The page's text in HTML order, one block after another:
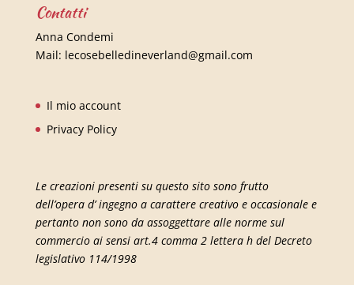
Contatti
Anna Condemi
Mail: lecosebelledineverland@gmail.com
Il mio account
Privacy Policy
Le creazioni presenti su questo sito sono frutto
dell’opera d’ ingegno a carattere creativo e occasionale e
pertanto non sono da assoggettare alle norme sul
commercio ai sensi art.4 comma 2 lettera h del Decreto
legislativo 114/1998